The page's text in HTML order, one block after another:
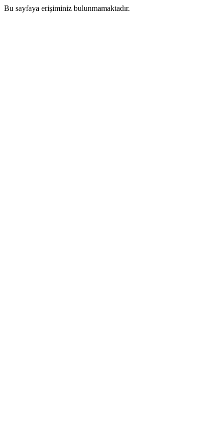
Bu sayfaya erişiminiz bulunmamaktadır.